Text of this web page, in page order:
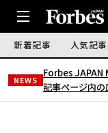
新着記事 人気記事
NEWS
Forbes JAPAN
記事ページ内